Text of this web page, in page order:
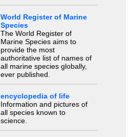
World Register of Marine
Species
The World Register of
Marine Species aims to
provide the most
authoritative list of names of
all marine species globally,
ever published.
encyclopedia of life
Information and pictures of
all species known to
science.